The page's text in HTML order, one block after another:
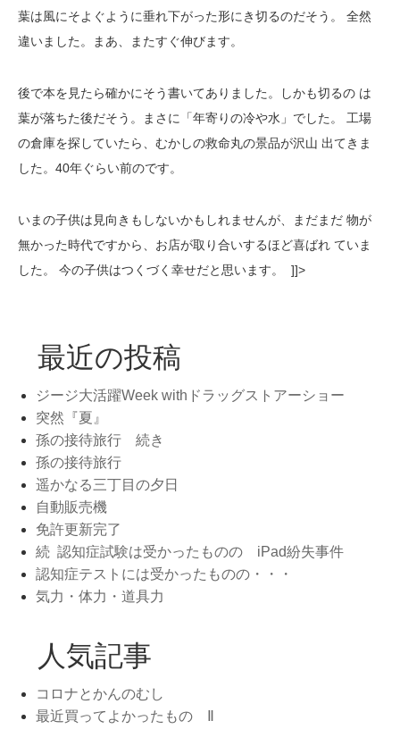
葉は風にそよぐように垂れ下がった形にき切るのだそう。 全然
違いました。まあ、またすぐ伸びます。
後で本を見たら確かにそう書いてありました。しかも切るの は
葉が落ちた後だそう。まさに「年寄りの冷や水」でした。 工場
の倉庫を探していたら、むかしの救命丸の景品が沢山 出てきま
した。40年ぐらい前のです。
いまの子供は見向きもしないかもしれませんが、まだまだ 物が
無かった時代ですから、お店が取り合いするほど喜ばれ ていま
した。 今の子供はつくづく幸せだと思います。 ]]>
最近の投稿
ジージ大活躍Week withドラッグストアーショー
突然『夏』
孫の接待旅行 続き
孫の接待旅行
遥かなる三丁目の夕日
自動販売機
免許更新完了
続 認知症試験は受かったものの iPad紛失事件
認知症テストには受かったものの・・・
気力・体力・道具力
人気記事
コロナとかんのむし
最近買ってよかったもの Ⅱ